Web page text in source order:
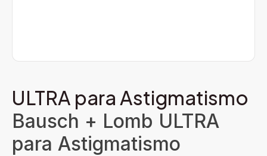
ULTRA para Astigmatismo
Bausch + Lomb ULTRA
para Astigmatismo